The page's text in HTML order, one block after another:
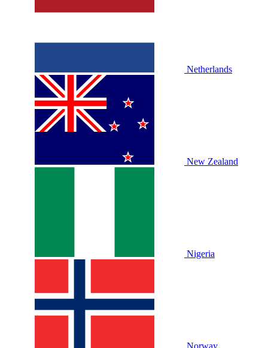
Netherlands
New Zealand
Nigeria
Norway